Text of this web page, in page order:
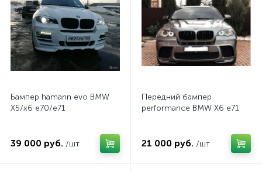
Бампер hamann evo BMW
X5/x6 e70/e71
39 000 руб. /шт
Передний бампер
performance BMW X6 e71
21 000 руб. /шт